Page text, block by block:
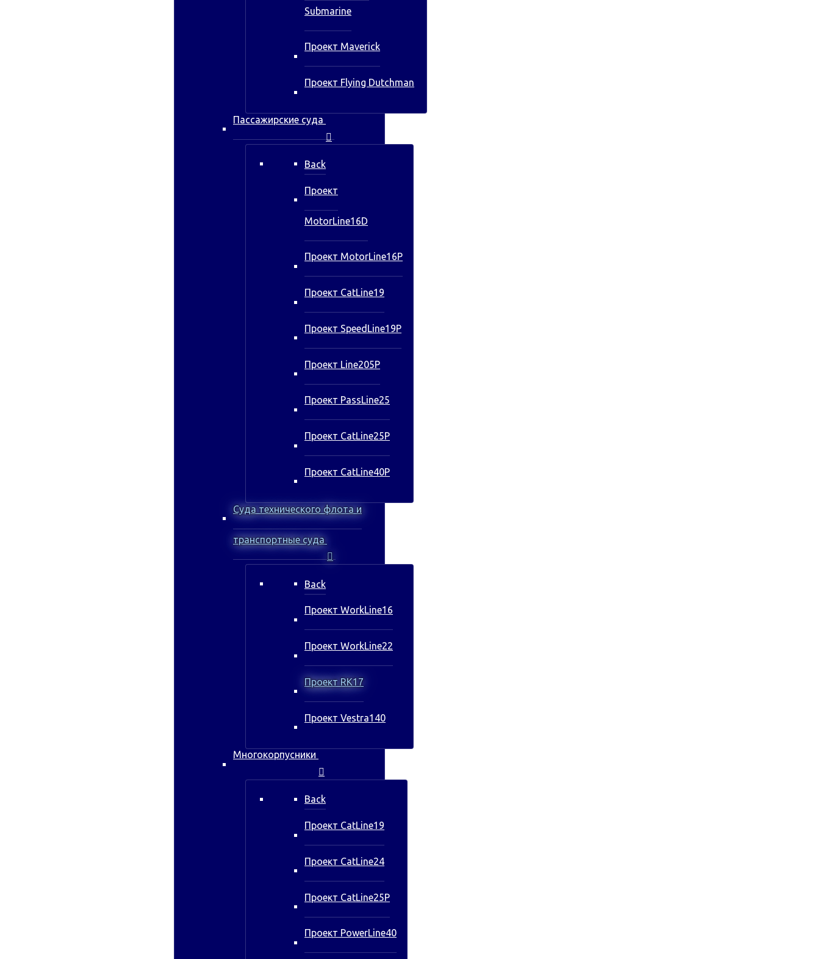
Submarine
Проект Maverick
Проект Flying Dutchman
Пассажирские суда
Back
Проект
MotorLine16D
Проект MotorLine16P
Проект CatLine19
Проект SpeedLine19P
Проект Line205P
Проект PassLine25
Проект CatLine25P
Проект CatLine40P
Суда технического флота и
транспортные суда
Back
Проект WorkLine16
Проект WorkLine22
Проект RK17
Проект Vestra140
Многокорпусники
Back
Проект CatLine19
Проект CatLine24
Проект CatLine25P
Проект PowerLine40